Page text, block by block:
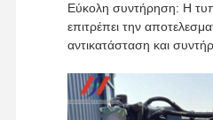
Υποθέσεις
Μηχανή Perkins
Μηχανή Yanmar
Εύκολη συντήρηση: Η
επιτρέπει την
αντικατάσταση και